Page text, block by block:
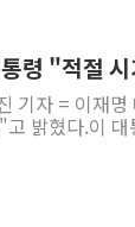
령 "적절
기자 = 이재
밝혔다.이